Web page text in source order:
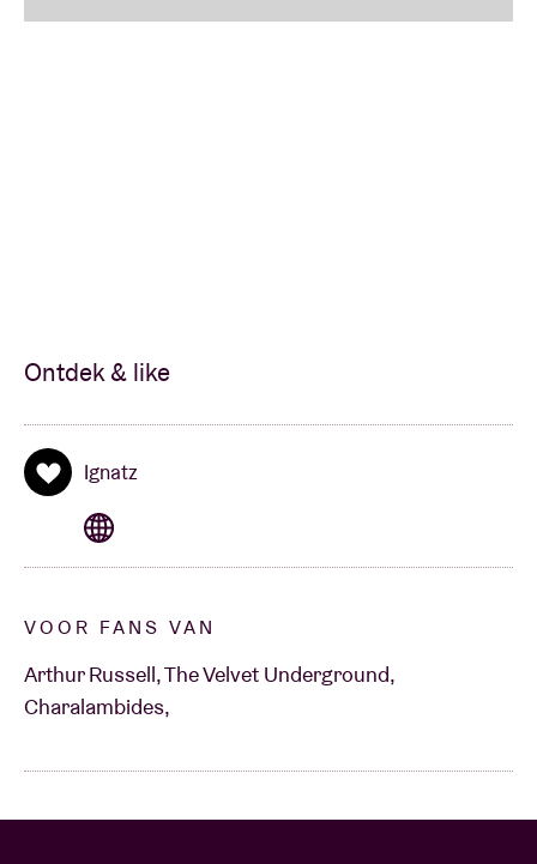
Ontdek & like
Ignatz
VOOR FANS VAN
Arthur Russell, The Velvet Underground,
Charalambides,